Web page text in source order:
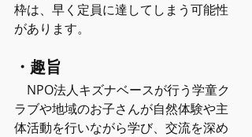
枠は、早く定員に達してしまう可能性
があります。
・趣旨
NPO法人キズナベースが行う学童ク
ラブや地域のお子さんが自然体験や主
体活動を行いながら学び、交流を深め